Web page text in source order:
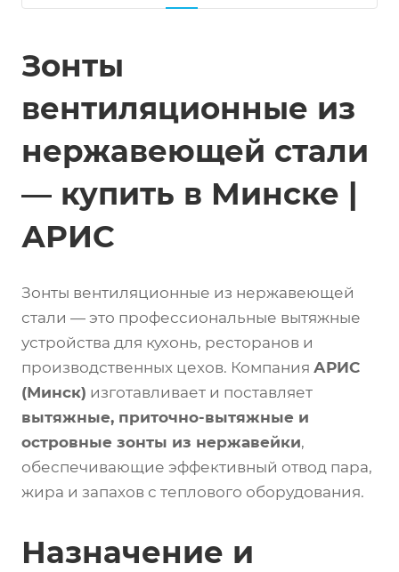
Зонты
вентиляционные из
нержавеющей стали
— купить в Минске |
АРИС
Зонты вентиляционные из нержавеющей
стали — это профессиональные вытяжные
устройства для кухонь, ресторанов и
производственных цехов. Компания АРИС
(Минск) изготавливает и поставляет
вытяжные, приточно-вытяжные и
островные зонты из нержавейки,
обеспечивающие эффективный отвод пара,
жира и запахов с теплового оборудования.
Назначение и